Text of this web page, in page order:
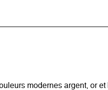
modernes argent, or